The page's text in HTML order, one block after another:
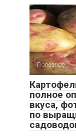
Полезное
полное
вкуса,
по